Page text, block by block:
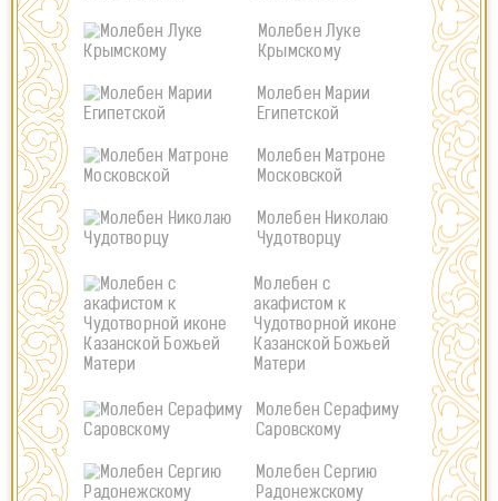
Молебен Луке
Крымскому
Молебен Марии
Египетской
Молебен Матроне
Московской
Молебен Николаю
Чудотворцу
Молебен с
акафистом к
Чудотворной иконе
Казанской Божьей
Матери
Молебен Серафиму
Саровскому
Молебен Сергию
Радонежскому